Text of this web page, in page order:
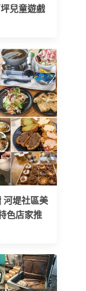
兒童遊戲
堤社區美
色店家推